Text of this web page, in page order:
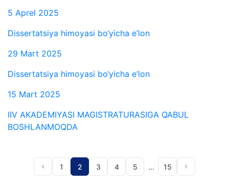
5 Aprel 2025
Dissertatsiya himoyasi bo‘yicha e’lon
29 Mart 2025
Dissertatsiya himoyasi bo‘yicha e’lon
15 Mart 2025
IIV AKADEMIYASI MAGISTRATURASIGA QABUL
BOSHLANMOQDA
1 2 3 4 5 ... 15